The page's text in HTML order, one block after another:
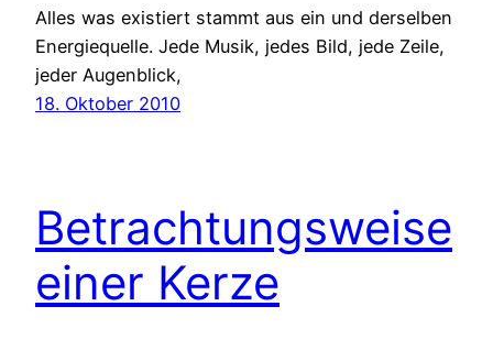
Alles was existiert stammt aus ein und derselben
Energiequelle. Jede Musik, jedes Bild, jede Zeile,
jeder Augenblick,
18. Oktober 2010
Betrachtungsweise
einer Kerze